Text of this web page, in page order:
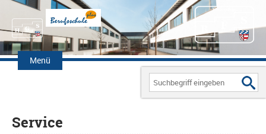
Menü
Zum
Inhalt
Search
for:
Service